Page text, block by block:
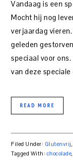
Vandaag is een
Mocht hij nog
verjaardag
geleden
speciaal voor
van deze
READ MORE
Filed Under: Glutenvrij,
Tagged With: chocolade